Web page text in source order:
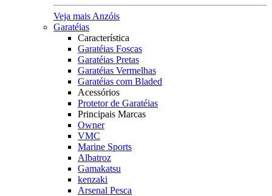
Veja mais Anzóis
Garatéias
Característica
Garatéias Foscas
Garatéias Pretas
Garatéias Vermelhas
Garatéias com Bladed
Acessórios
Protetor de Garatéias
Principais Marcas
Owner
VMC
Marine Sports
Albatroz
Gamakatsu
kenzaki
Arsenal Pesca